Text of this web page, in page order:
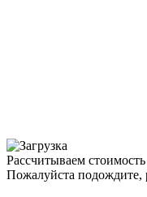
Рассчитываем
Пожалуйста подождите,